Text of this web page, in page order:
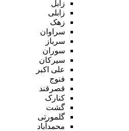
زابل
زابلی
زهک
سراوان
سرباز
سوران
سیرکان
علی اکبر
فنوج
قصرقند
کنارک
گشت
گلمورتی
محمدآباد